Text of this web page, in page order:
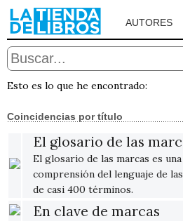
AUTORES
Esto es lo que he encontrado:
Coincidencias por título
El glosario de las
El glosario de las marcas es
comprensión del lenguaje de
de casi 400 términos.
En clave de marcas